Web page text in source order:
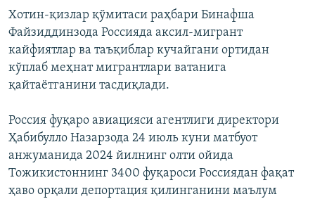
Хотин-қизлар қўмитаси раҳбари Бинафша
Файзиддинзода Россияда аксил-мигрант
кайфиятлар ва таъқиблар кучайгани ортидан
кўплаб меҳнат мигрантлари ватанига
қайтаётганини тасдиқлади.
Россия фуқаро авиацияси агентлиги директори
Ҳабибулло Назарзода 24 июль куни матбуот
анжуманида 2024 йилнинг олти ойида
Тожикистоннинг 3400 фуқароси Россиядан фақат
ҳаво орқали депортация қилинганини маълум